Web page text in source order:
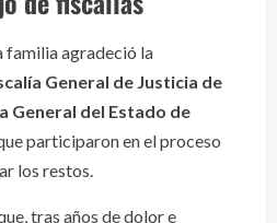
familia agradeció la
General de Justicia de
General del Estado de
participaron en el proceso
los restos.
tras años de dolor e